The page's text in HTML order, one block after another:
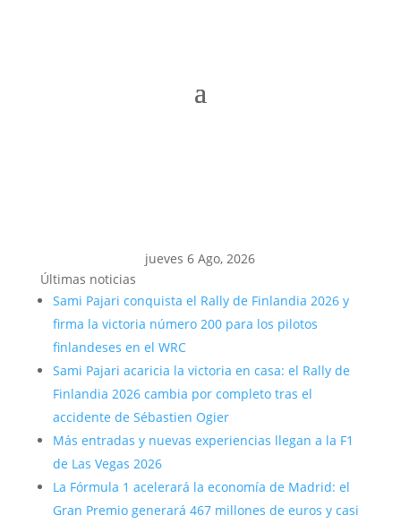
jueves 6 Ago, 2026
Últimas noticias
Sami Pajari conquista el Rally de Finlandia 2026 y
firma la victoria número 200 para los pilotos
finlandeses en el WRC
Sami Pajari acaricia la victoria en casa: el Rally de
Finlandia 2026 cambia por completo tras el
accidente de Sébastien Ogier
Más entradas y nuevas experiencias llegan a la F1
de Las Vegas 2026
La Fórmula 1 acelerará la economía de Madrid: el
Gran Premio generará 467 millones de euros y casi